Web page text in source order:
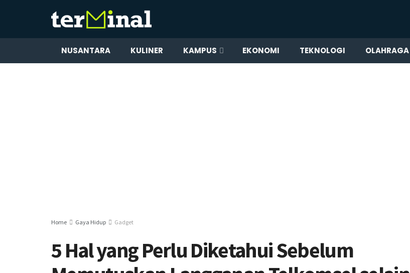
NUSANTARA KULINER KAMPUS EKONOMI TEKNOLOGI OLAHRAGA
Home Gaya Hidup Gadget
5 Hal yang Perlu Diketahui Sebelum